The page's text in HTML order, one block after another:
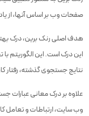
صفحات وب بر اساس آنها، از
هدف اصلی رنک برین، درک
این درک است. این الگوریتم
نتایج جستجوی گذشته، رفتار
علاوه بر درک معانی عبارات
وب سایت، ارتباطات و تعامل